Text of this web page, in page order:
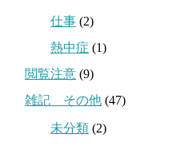
仕事 (2)
熱中症 (1)
閲覧注意 (9)
雑記 その他 (47)
未分類 (2)